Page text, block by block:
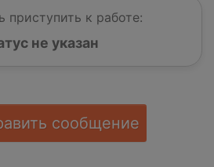
приступить к работе:
не указан
сообщение